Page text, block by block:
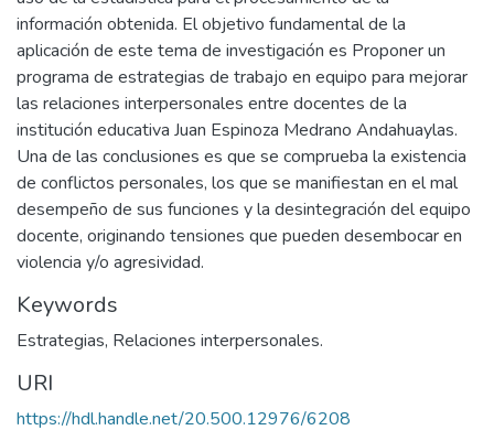
información obtenida. El objetivo fundamental de la
aplicación de este tema de investigación es Proponer un
programa de estrategias de trabajo en equipo para mejorar
las relaciones interpersonales entre docentes de la
institución educativa Juan Espinoza Medrano Andahuaylas.
Una de las conclusiones es que se comprueba la existencia
de conflictos personales, los que se manifiestan en el mal
desempeño de sus funciones y la desintegración del equipo
docente, originando tensiones que pueden desembocar en
violencia y/o agresividad.
Keywords
Estrategias, Relaciones interpersonales.
URI
https://hdl.handle.net/20.500.12976/6208